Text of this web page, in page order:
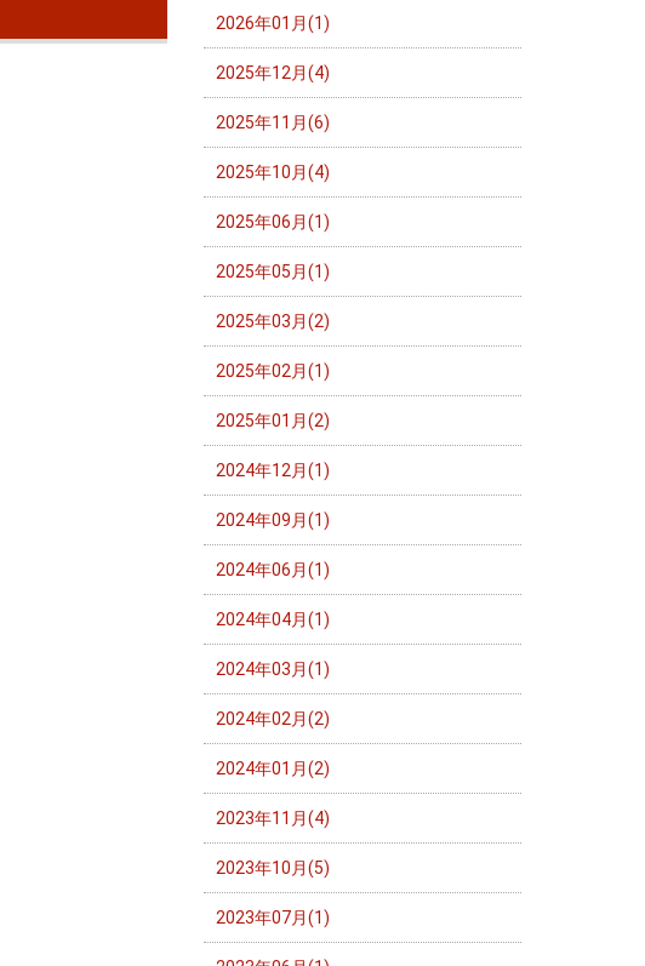
2026年01月(1)
2025年12月(4)
2025年11月(6)
2025年10月(4)
2025年06月(1)
2025年05月(1)
2025年03月(2)
2025年02月(1)
2025年01月(2)
2024年12月(1)
2024年09月(1)
2024年06月(1)
2024年04月(1)
2024年03月(1)
2024年02月(2)
2024年01月(2)
2023年11月(4)
2023年10月(5)
2023年07月(1)